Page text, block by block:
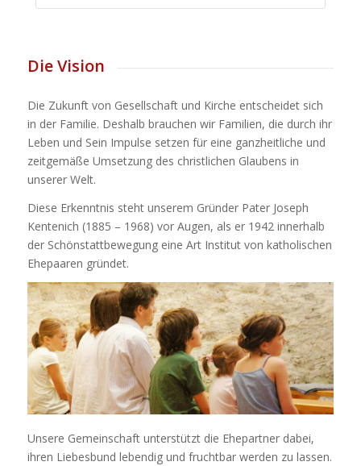
Die Vision
Die Zukunft von Gesellschaft und Kirche entscheidet sich
in der Familie. Deshalb brauchen wir Familien, die durch ihr
Leben und Sein Impulse setzen für eine ganzheitliche und
zeitgemäße Umsetzung des christlichen Glaubens in
unserer Welt.
Diese Erkenntnis steht unserem Gründer Pater Joseph
Kentenich (1885 – 1968) vor Augen, als er 1942 innerhalb
der Schönstattbewegung eine Art Institut von katholischen
Ehepaaren gründet.
Unsere Gemeinschaft unterstützt die Ehepartner dabei,
ihren Liebesbund lebendig und fruchtbar werden zu lassen.